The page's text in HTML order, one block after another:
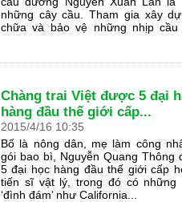
những cây cầu. Tham gia xây
chữa và bảo vệ những nhịp
Chàng trai Việt được 5 đại
hàng đầu thế giới cấp...
2015/4/16 10:35
Bố là nông dân, mẹ làm công
gói bao bì, Nguyễn Quang Thông
5 đại học hàng đầu thế giới cấp
tiến sĩ vật lý, trong đó có những
‘đình đám’ như California...